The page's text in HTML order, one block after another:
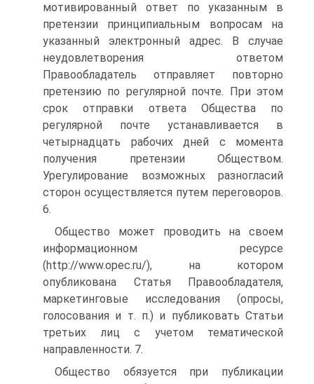
мотивированный ответ по указанным в
претензии принципиальным вопросам на
указанный электронный адрес. В случае
неудовлетворения ответом
Правообладатель отправляет повторно
претензию по регулярной почте. При этом
срок отправки ответа Общества по
регулярной почте устанавливается в
четырнадцать рабочих дней с момента
получения претензии Обществом.
Урегулирование возможных разногласий
сторон осуществляется путем переговоров.
6.
Общество может проводить на своем
информационном ресурсе
(http://www.opec.ru/), на котором
опубликована Статья Правообладателя,
маркетинговые исследования (опросы,
голосования и т. п.) и публиковать Статьи
третьих лиц с учетом тематической
направленности. 7.
Общество обязуется при публикации